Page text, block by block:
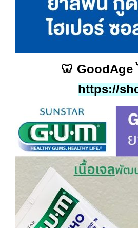
🦷 GoodAge
https://